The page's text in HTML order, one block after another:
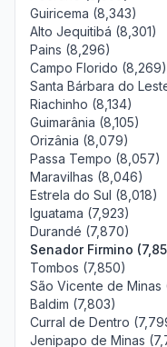
Guiricema (8,343)
Alto Jequitibá (8,301)
Pains (8,296)
Campo Florido (8,269)
Santa Bárbara do
Riachinho (8,134)
Guimarânia (8,105)
Orizânia (8,079)
Passa Tempo (8,057)
Maravilhas (8,046)
Estrela do Sul (8,018)
Iguatama (7,923)
Durandé (7,870)
Senador Firmino
Tombos (7,850)
São Vicente de Minas
Baldim (7,803)
Curral de Dentro
Jenipapo de Minas